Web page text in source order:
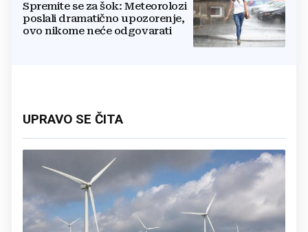
Spremite se za šok: Meteorolozi
poslali dramatično upozorenje,
ovo nikome neće odgovarati
UPRAVO SE ČITA